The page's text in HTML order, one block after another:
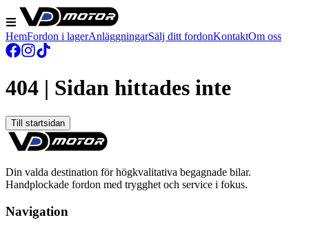
HemFordon i lagerAnläggningarSälj ditt fordonKontaktOm oss
404 | Sidan hittades inte
Till startsidan
Din valda destination för högkvalitativa begagnade bilar.
Handplockade fordon med trygghet och service i fokus.
Navigation